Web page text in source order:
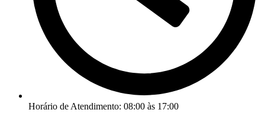
Horário de Atendimento: 08:00 às 17:00